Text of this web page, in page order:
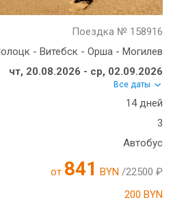
Поездка № 158916
- Витебск - Орша - Могилев
чт, 20.08.2026 - ср, 02.09.2026
Все даты
14 дней
3
Автобус
от 841 BYN /22500 ₽
200 BYN